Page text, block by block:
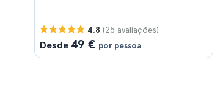
4.8 (25 avaliações)
Desde 49 € por pessoa